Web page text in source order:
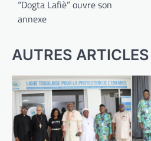
l’article
“Dogta Lafiè” ouvre son
annexe
AUTRES ARTICLES